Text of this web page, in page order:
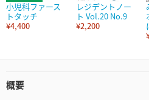
小児科ファース
トタッチ
¥4,400
レジデントノー
ト Vol.20 No.9
¥2,200
概要